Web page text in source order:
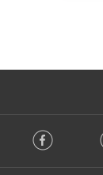
o Facebook